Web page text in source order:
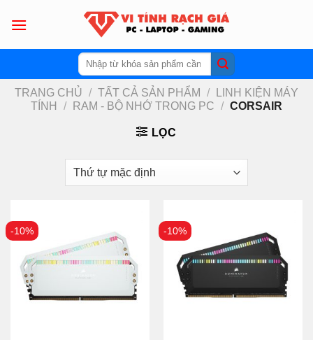
Tìm
kiếm:
TRANG CHỦ / TẤT CẢ SẢN PHẨM /
LINH KIỆN MÁY
TÍNH
/ RAM - BỘ NHỚ TRONG PC / CORSAIR
LỌC
-10% -10%